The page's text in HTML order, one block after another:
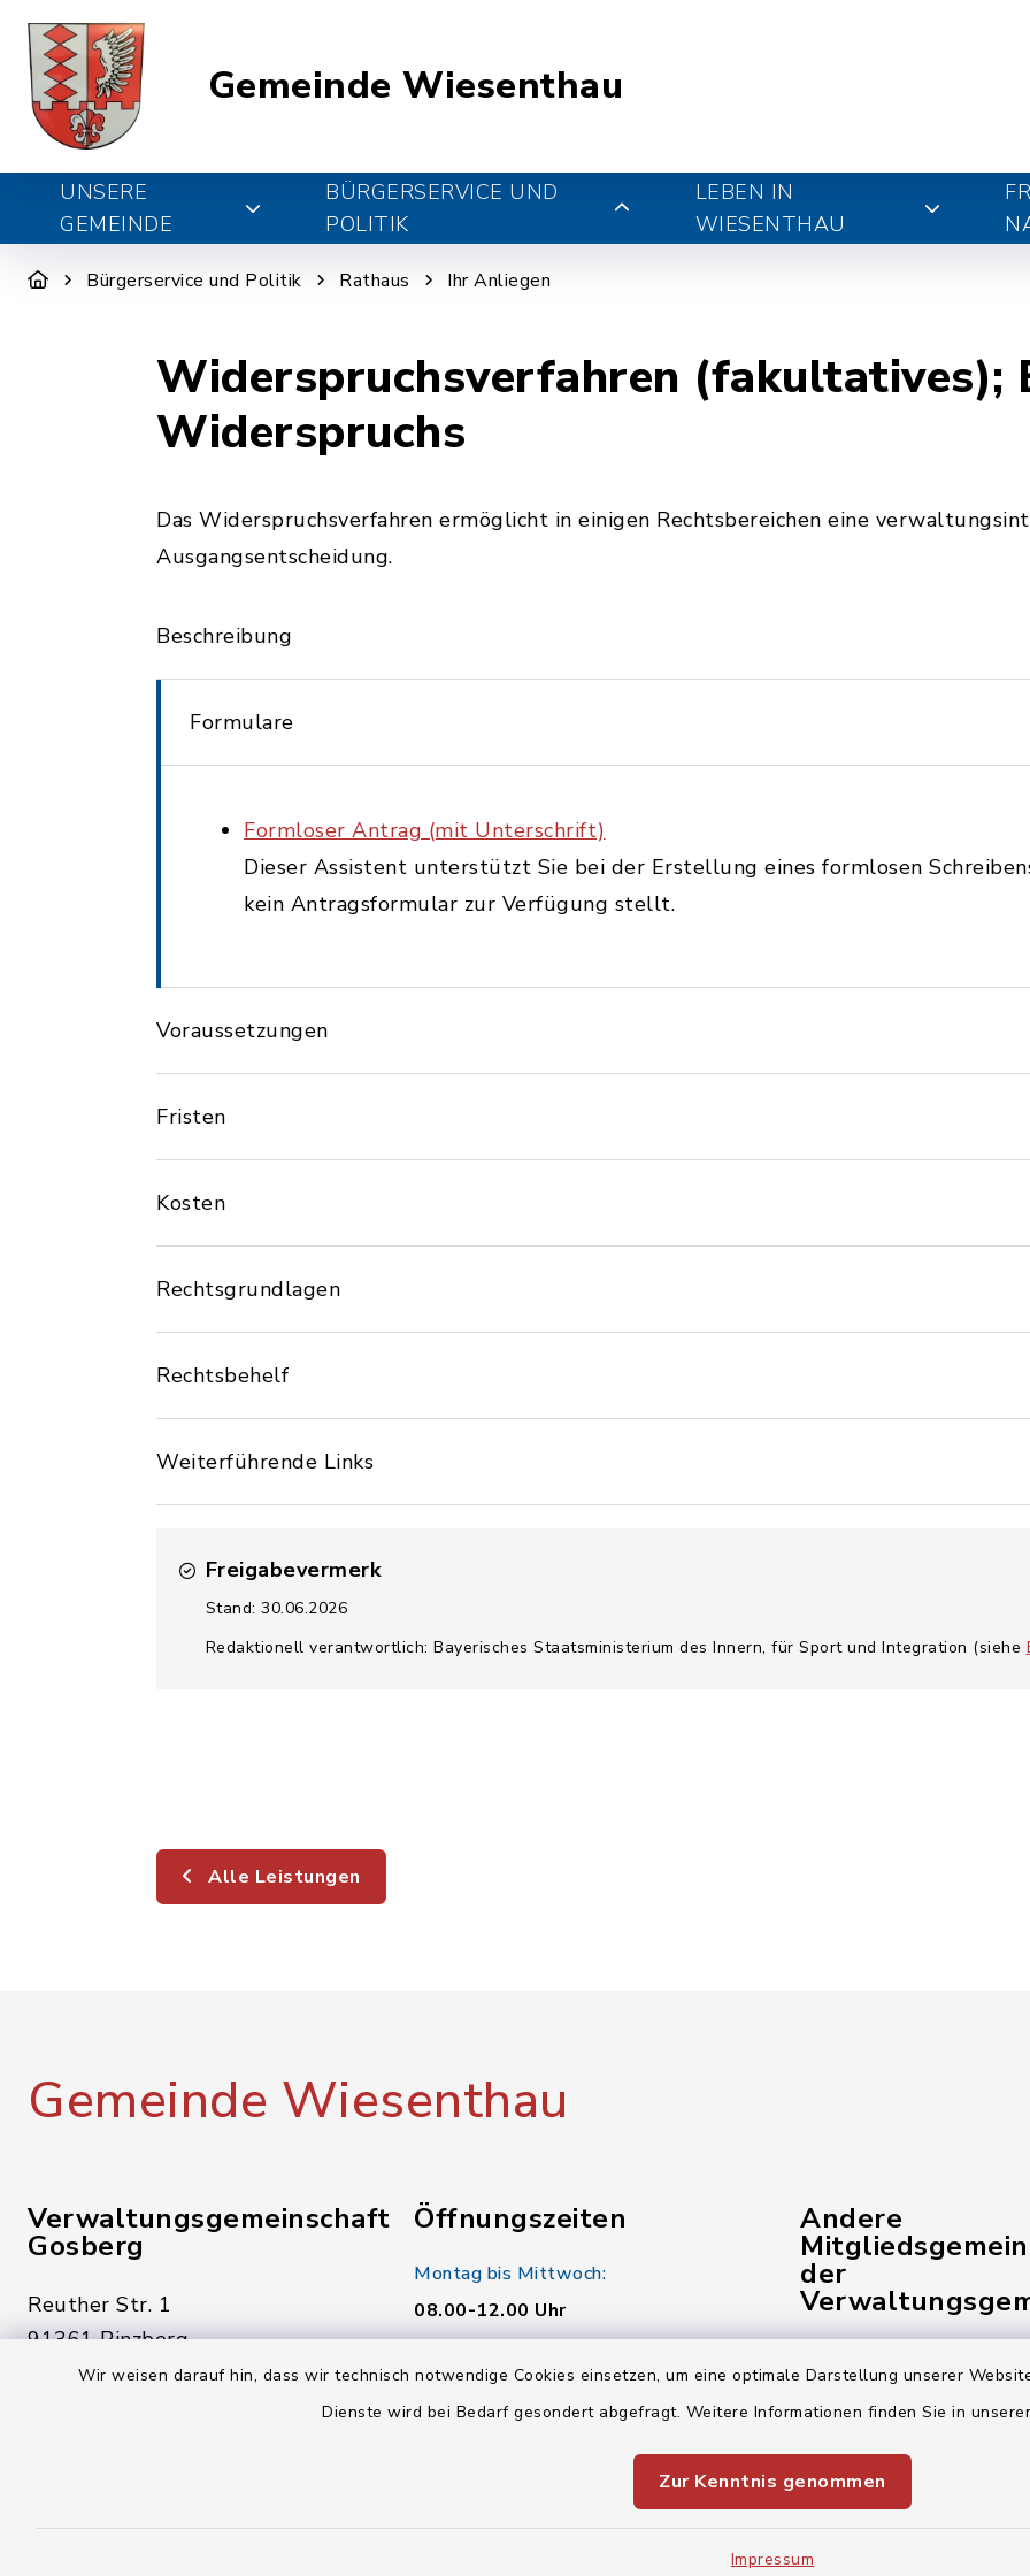
Wir weisen darauf hin, dass wir technisch notwendige Cookies einsetzen, um eine optimale Darstellung unserer
Dienste wird bei Bedarf gesondert abgefragt. Weitere Informationen finden Sie in
Zur Kenntnis genommen
Impressum
Gemeinde Wiesenthau
UNSERE
GEMEINDE
BÜRGERSERVICE UND
POLITIK
LEBEN IN
WIESENTHAU
Bürgerservice und Politik Rathaus Ihr Anliegen
Widerspruchsverfahren (fakultatives);
Widerspruchs
Das Widerspruchsverfahren ermöglicht in einigen Rechtsbereichen eine
Ausgangsentscheidung.
Beschreibung
Formulare
Formloser Antrag (mit Unterschrift)
Dieser Assistent unterstützt Sie bei der Erstellung eines formlosen
kein Antragsformular zur Verfügung stellt.
Voraussetzungen
Fristen
Kosten
Rechtsgrundlagen
Rechtsbehelf
Weiterführende Links
Freigabevermerk
Stand: 30.06.2026
Redaktionell verantwortlich: Bayerisches Staatsministerium des Innern, für Sport und Integration (siehe
Alle Leistungen
Gemeinde Wiesenthau
Verwaltungsgemeinschaft
Gosberg
Reuther Str. 1
91361 Pinzberg
09191 7950-0
Öffnungszeiten
Montag bis Mittwoch:
08.00-12.00 Uhr
Donnerstag:
14.00-18.00 Uhr
Andere
der
Gemeinde Pinzberg